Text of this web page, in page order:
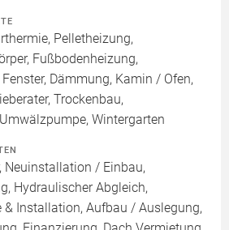
Pelletheizung,
Fußbodenheizung,
Dämmung, Kamin / Ofen,
Trockenbau,
Wintergarten
Neuinstallation / Einbau,
Hydraulischer Abgleich,
& Installation, Aufbau / Auslegung,